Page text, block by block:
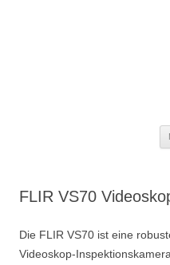
FLIR VS70
Die FLIR VS70 ist eine
Videoskop-